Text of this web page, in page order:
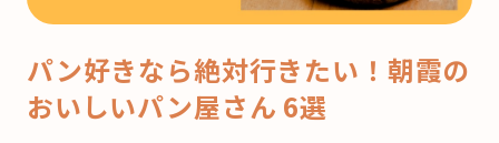
パン好きなら絶対行きたい！朝霞の
おいしいパン屋さん 6選